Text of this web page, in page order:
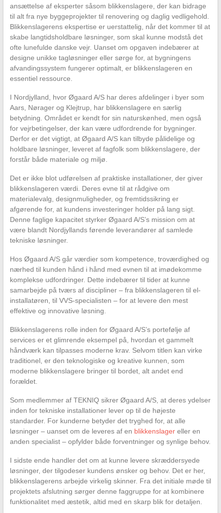
ansættelse af eksperter såsom blikkenslagere, der kan bidrage
til alt fra nye byggeprojekter til renovering og daglig vedligehold.
Blikkenslagerens ekspertise er uerstattelig, når det kommer til at
skabe langtidsholdbare løsninger, som skal kunne modstå det
ofte lunefulde danske vejr. Uanset om opgaven indebærer at
designe unikke tagløsninger eller sørge for, at bygningens
afvandingssystem fungerer optimalt, er blikkenslageren en
essentiel ressource.
I Nordjylland, hvor Øgaard A/S har deres afdelinger i byer som
Aars, Nørager og Klejtrup, har blikkenslagere en særlig
betydning. Området er kendt for sin naturskønhed, men også
for vejrbetingelser, der kan være udfordrende for bygninger.
Derfor er det vigtigt, at Øgaard A/S kan tilbyde pålidelige og
holdbare løsninger, leveret af fagfolk som blikkenslagere, der
forstår både materiale og miljø.
Det er ikke blot udførelsen af praktiske installationer, der giver
blikkenslageren værdi. Deres evne til at rådgive om
materialevalg, designmuligheder, og fremtidssikring er
afgørende for, at kundens investeringer holder på lang sigt.
Denne faglige kapacitet styrker Øgaard A/S’s mission om at
være blandt Nordjyllands førende leverandører af samlede
tekniske løsninger.
Hos Øgaard A/S går værdier som kompetence, troværdighed og
nærhed til kunden hånd i hånd med evnen til at imødekomme
komplekse udfordringer. Dette indebærer til tider at kunne
samarbejde på tværs af discipliner – fra blikkenslageren til el-
installatøren, til VVS-specialisten – for at levere den mest
effektive og innovative løsning.
Blikkenslagerens rolle inden for Øgaard A/S’s portefølje af
services er et glimrende eksempel på, hvordan et gammelt
håndværk kan tilpasses moderne krav. Selvom titlen kan virke
traditionel, er den teknologiske og kreative kunnen, som
moderne blikkenslagere bringer til bordet, alt andet end
forældet.
Som medlemmer af TEKNIQ sikrer Øgaard A/S, at deres ydelser
inden for tekniske installationer lever op til de højeste
standarder. For kunderne betyder det tryghed for, at alle
løsninger – uanset om de leveres af en blikkenslagereller en
anden specialist – opfylder både forventninger og synlige behov.
I sidste ende handler det om at kunne levere skræddersyede
løsninger, der tilgodeser kundens ønsker og behov. Det er her,
blikkenslagerens arbejde virkelig skinner. Fra det initiale møde til
projektets afslutning sørger denne faggruppe for at kombinere
funktionalitet med æstetik, altid med en skarp blik for detaljen.